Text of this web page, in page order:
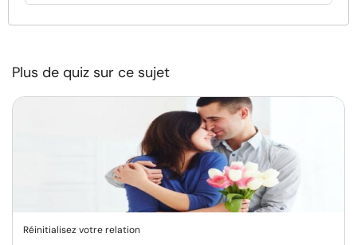
Plus de quiz sur ce sujet
Réinitialisez votre relation